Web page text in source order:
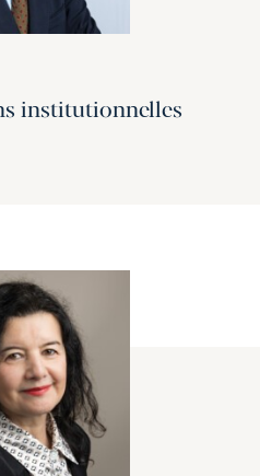
institutionnelles